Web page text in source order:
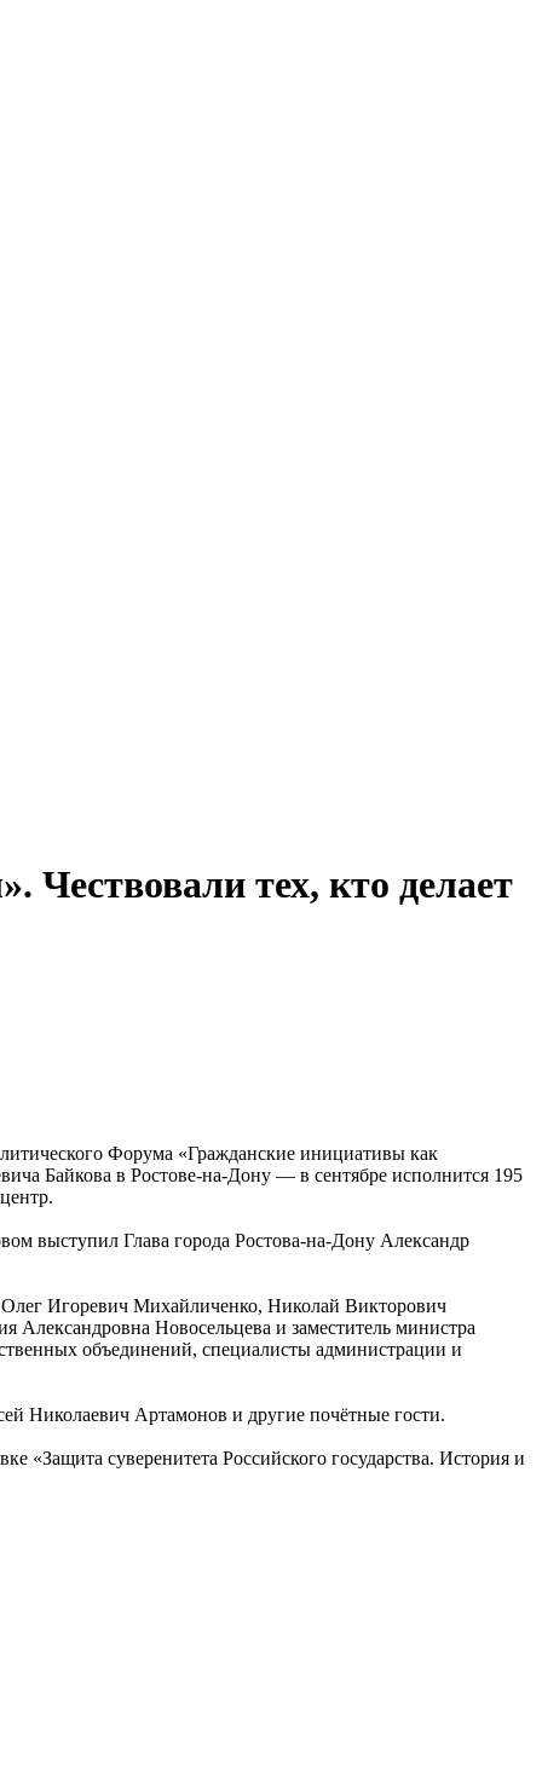
тех, кто делает
Форума «Гражданские инициативы как
Байкова в Ростове‑на‑Дону — в сентябре исполнится 195
выступил Глава города Ростова‑на‑Дону Александр
Игоревич Михайличенко, Николай Викторович
Новосельцева и заместитель министра
объединений, специалисты администрации и
Николаевич Артамонов и другие почётные гости.
«Защита суверенитета Российского государства. История и